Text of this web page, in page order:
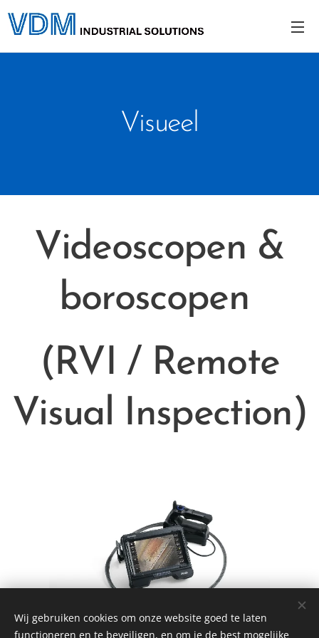
Visueel
Videoscopen &
boroscopen
(RVI / Remote
Visual Inspection)
Wij gebruiken cookies om onze website goed te laten
functioneren en te beveiligen, en om je de best mogelijke